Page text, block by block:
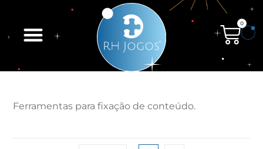
0
Ferramentas para fixação de conteúdo.